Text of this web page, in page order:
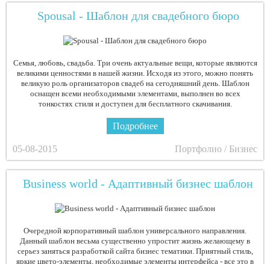
Spousal - Шаблон для свадебного бюро
Семья, любовь, свадьба. Три очень актуальные вещи, которые являются
великими ценностями в нашей жизни. Исходя из этого, можно понять
великую роль организаторов свадеб на сегодняшний день. Шаблон
оснащен всеми необходимыми элементами, выполнен во всех
тонкостях стиля и доступен для бесплатного скачивания.
Подробнее
05-08-2015 Портфолио / Бизнес
Business world - Адаптивный бизнес шаблон
Очередной корпоративный шаблон универсального направления.
Данный шаблон весьма существенно упростит жизнь желающему в
серьез заняться разработкой сайта бизнес тематики. Приятный стиль,
яркие цвето-элементы, необходимые элементы интерфейса - все это в